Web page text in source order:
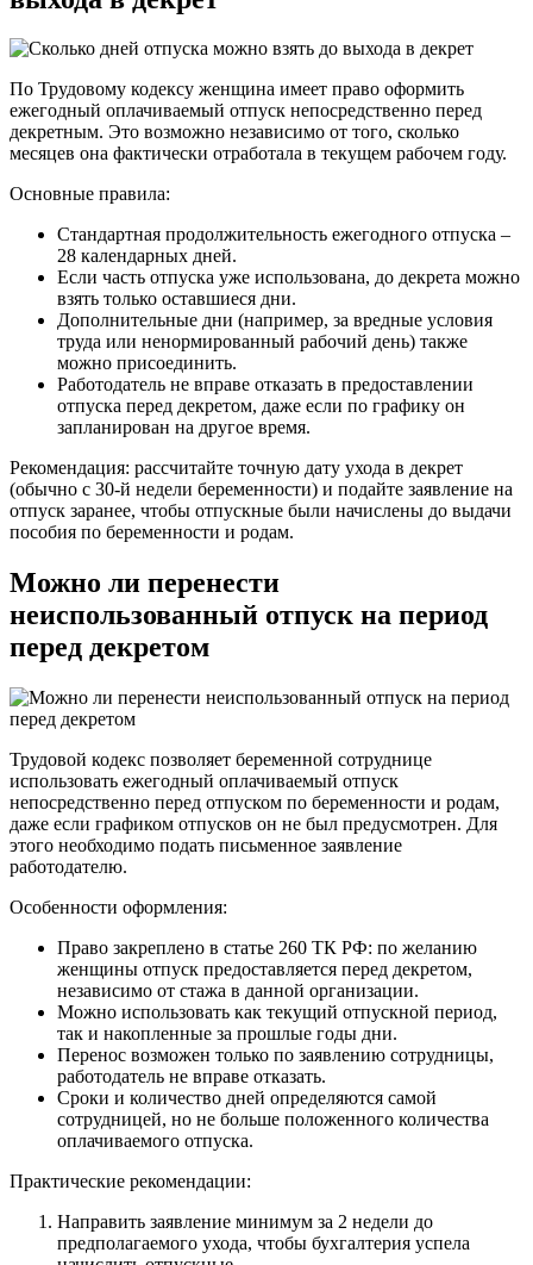
По Трудовому кодексу женщина имеет право оформить
ежегодный оплачиваемый отпуск непосредственно перед
декретным. Это возможно независимо от того, сколько
месяцев она фактически отработала в текущем рабочем году.
Основные правила:
Стандартная продолжительность ежегодного отпуска –
28 календарных дней.
Если часть отпуска уже использована, до декрета можно
взять только оставшиеся дни.
Дополнительные дни (например, за вредные условия
труда или ненормированный рабочий день) также
можно присоединить.
Работодатель не вправе отказать в предоставлении
отпуска перед декретом, даже если по графику он
запланирован на другое время.
Рекомендация: рассчитайте точную дату ухода в декрет
(обычно с 30-й недели беременности) и подайте заявление на
отпуск заранее, чтобы отпускные были начислены до выдачи
пособия по беременности и родам.
Можно ли перенести
неиспользованный отпуск на период
перед декретом
Трудовой кодекс позволяет беременной сотруднице
использовать ежегодный оплачиваемый отпуск
непосредственно перед отпуском по беременности и родам,
даже если графиком отпусков он не был предусмотрен. Для
этого необходимо подать письменное заявление
работодателю.
Особенности оформления:
Право закреплено в статье 260 ТК РФ: по желанию
женщины отпуск предоставляется перед декретом,
независимо от стажа в данной организации.
Можно использовать как текущий отпускной период,
так и накопленные за прошлые годы дни.
Перенос возможен только по заявлению сотрудницы,
работодатель не вправе отказать.
Сроки и количество дней определяются самой
сотрудницей, но не больше положенного количества
оплачиваемого отпуска.
Практические рекомендации:
Направить заявление минимум за 2 недели до
предполагаемого ухода, чтобы бухгалтерия успела